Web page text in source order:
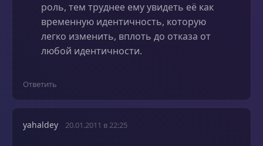
роль, тем труднее ему увидеть её как
временную идентичность, которую
легко изменить, вплоть до отказа от
любой идентичности.
Ответить
yahaldey 20.01.2011 в 22:25